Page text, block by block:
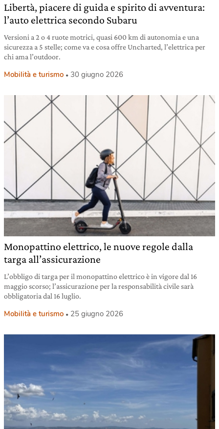
Libertà, piacere di guida e spirito di avventura:
l’auto elettrica secondo Subaru
Versioni a 2 o 4 ruote motrici, quasi 600 km di autonomia e una
sicurezza a 5 stelle; come va e cosa offre Uncharted, l’elettrica per
chi ama l’outdoor.
Mobilità e turismo 30 giugno 2026
Monopattino elettrico, le nuove regole dalla
targa all’assicurazione
L’obbligo di targa per il monopattino elettrico è in vigore dal 16
maggio scorso; l’assicurazione per la responsabilità civile sarà
obbligatoria dal 16 luglio.
Mobilità e turismo 25 giugno 2026